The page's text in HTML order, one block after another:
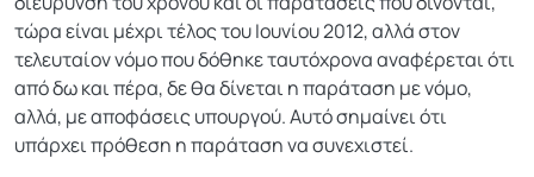
τώρα είναι μέχρι τέλος του Ιουνίου 2012, αλλά στον
τελευταίον νόμο που δόθηκε ταυτόχρονα αναφέρεται ότι
από δω και πέρα, δε θα δίνεται η παράταση με νόμο,
αλλά, με αποφάσεις υπουργού. Αυτό σημαίνει ότι
υπάρχει πρόθεση η παράταση να συνεχιστεί.